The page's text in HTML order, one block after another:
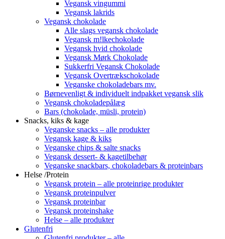
Vegansk vingummi
Vegansk lakrids
Vegansk chokolade
Alle slags vegansk chokolade
Vegansk m!lkechokolade
Vegansk hvid chokolade
Vegansk Mørk Chokolade
Sukkerfri Vegansk Chokolade
Vegansk Overtrækschokolade
Veganske chokoladebars mv.
Børnevenligt & individuelt indpakket vegansk slik
Vegansk chokoladepålæg
Bars (chokolade, müsli, protein)
Snacks, kiks & kage
Veganske snacks – alle produkter
Vegansk kage & kiks
Veganske chips & salte snacks
Vegansk dessert- & kagetilbehør
Veganske snackbars, chokoladebars & proteinbars
Helse /Protein
Vegansk protein – alle proteinrige produkter
Vegansk proteinpulver
Vegansk proteinbar
Vegansk proteinshake
Helse – alle produkter
Glutenfri